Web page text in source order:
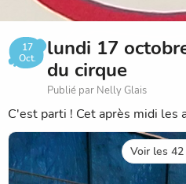
17
Oct.
lundi 17
du cirque
Publié par Nelly Glais
C'est parti ! Cet après midi les
Voir les